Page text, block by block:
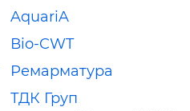
AquariA
Вio-CWT
Ремарматура
ТДК Груп